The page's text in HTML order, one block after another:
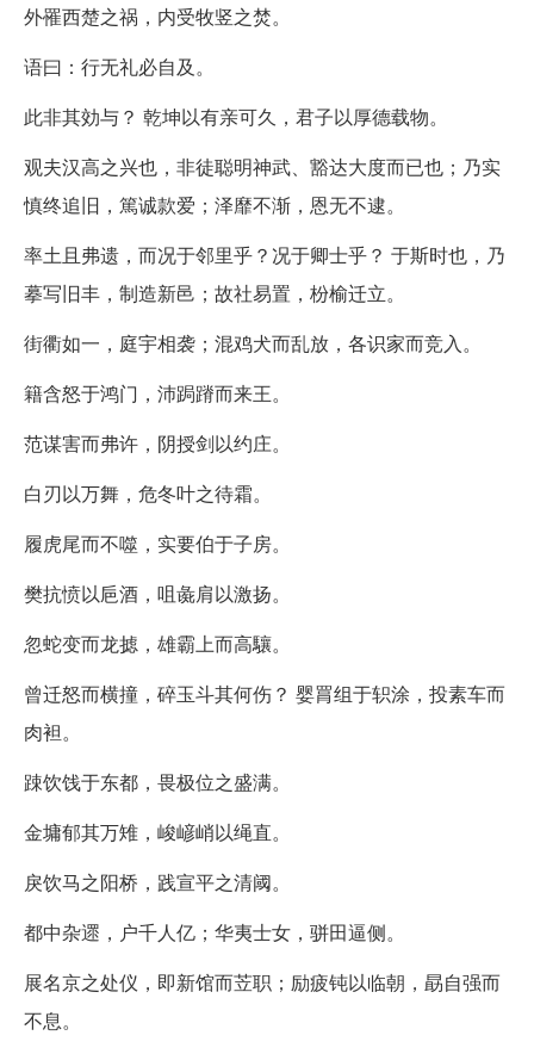
外罹西楚之祸，内受牧竖之焚。
语曰：行无礼必自及。
此非其効与？ 乾坤以有亲可久，君子以厚德载物。
观夫汉高之兴也，非徒聪明神武、豁达大度而已也；乃实
慎终追旧，篤诚款爱；泽靡不渐，恩无不逮。
率土且弗遗，而况于邻里乎？况于卿士乎？ 于斯时也，乃
摹写旧丰，制造新邑；故社易置，枌榆迁立。
街衢如一，庭宇相袭；混鸡犬而乱放，各识家而竞入。
籍含怒于鸿门，沛跼蹐而来王。
范谋害而弗许，阴授剑以约庄。
白刃以万舞，危冬叶之待霜。
履虎尾而不噬，实要伯于子房。
樊抗愤以巵酒，咀彘肩以激扬。
忽蛇变而龙摅，雄霸上而高驤。
曾迁怒而横撞，碎玉斗其何伤？ 婴罥组于轵涂，投素车而
肉袒。
踈饮饯于东都，畏极位之盛满。
金墉郁其万雉，峻嵃峭以绳直。
戾饮马之阳桥，践宣平之清阈。
都中杂遝，户千人亿；华夷士女，骈田逼侧。
展名京之处仪，即新馆而苙职；励疲钝以临朝，勗自强而
不息。